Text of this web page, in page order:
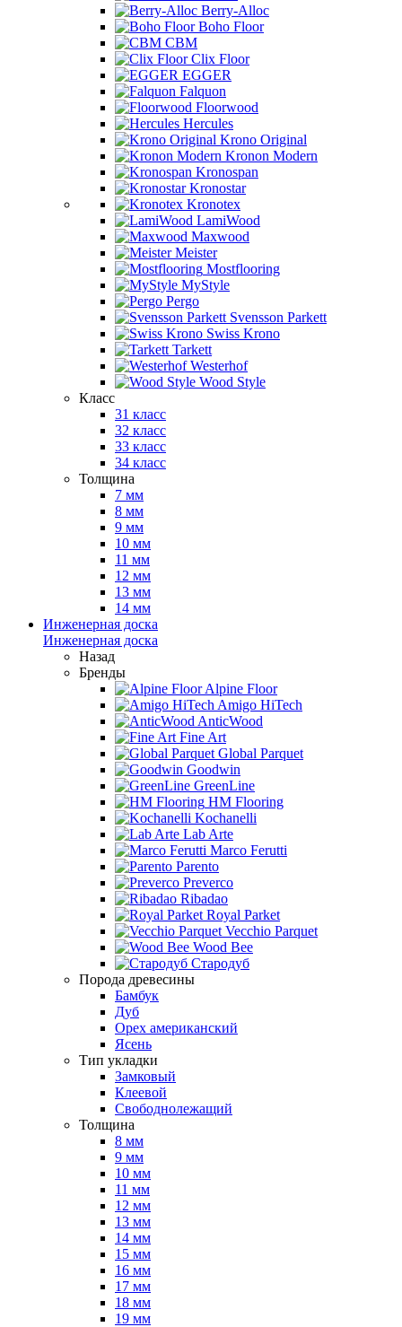
Berry-Alloc
Boho Floor
CBM
Clix Floor
EGGER
Falquon
Floorwood
Hercules
Krono Original
Kronon Modern
Kronospan
Kronostar
Kronotex
LamiWood
Maxwood
Meister
Mostflooring
MyStyle
Pergo
Svensson Parkett
Swiss Krono
Tarkett
Westerhof
Wood Style
Класс
31 класс
32 класс
33 класс
34 класс
Толщина
7 мм
8 мм
9 мм
10 мм
11 мм
12 мм
13 мм
14 мм
Инженерная доска
Инженерная доска
Назад
Бренды
Alpine Floor
Amigo HiTech
AnticWood
Fine Art
Global Parquet
Goodwin
GreenLine
HM Flooring
Kochanelli
Lab Arte
Marco Ferutti
Parento
Preverco
Ribadao
Royal Parket
Vecchio Parquet
Wood Bee
Стародуб
Порода древесины
Бамбук
Дуб
Орех американский
Ясень
Тип укладки
Замковый
Клеевой
Свободнолежащий
Толщина
8 мм
9 мм
10 мм
11 мм
12 мм
13 мм
14 мм
15 мм
16 мм
17 мм
18 мм
19 мм